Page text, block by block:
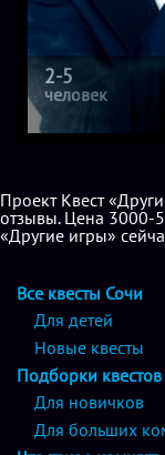
2-5
человек
Проект Квест
отзывы. Цена 3000-
«Другие игры»
Все квесты Сочи
Для детей
Новые квесты
Подборки квестов
Для новичков
Для больших